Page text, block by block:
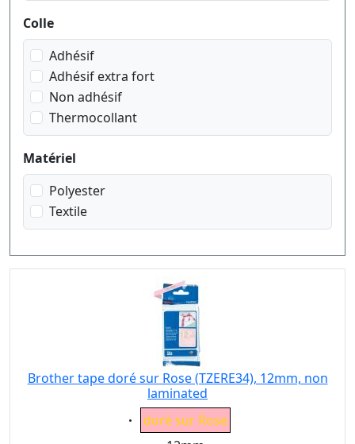
noir sur vert
rouge sur blanc
rouge sur transparent
Colle
Adhésif
Adhésif extra fort
Non adhésif
Thermocollant
Matériel
Polyester
Textile
Brother tape doré sur Rose (TZERE34), 12mm, non
laminated
Eigenschaft:
doré sur Rose